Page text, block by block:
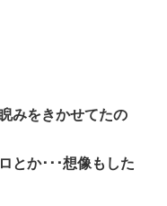
みをきかせてたの
とか･･･想像もした